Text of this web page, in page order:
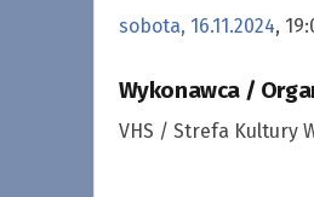
sobota, 16.11.2024,
Wykonawca /
VHS / Strefa Kultury